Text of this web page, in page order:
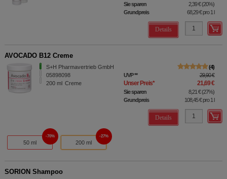
Sie sparen 2,39 €(20%)
Grundpreis
68,29 €pro 1 l
Details
AVOCADO B12 Creme
S+H Pharmavertrieb GmbH
05898098
200 ml Creme
4
UVP** 29,90 €
Unser Preis* 21,69 €
Sie sparen 8,21 €(27%)
Grundpreis
108,45 €pro 1 l
Details
50 ml
70%
200 ml
27%
SORION Shampoo